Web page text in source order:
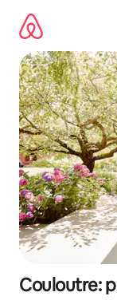
sadržaj
Couloutre: